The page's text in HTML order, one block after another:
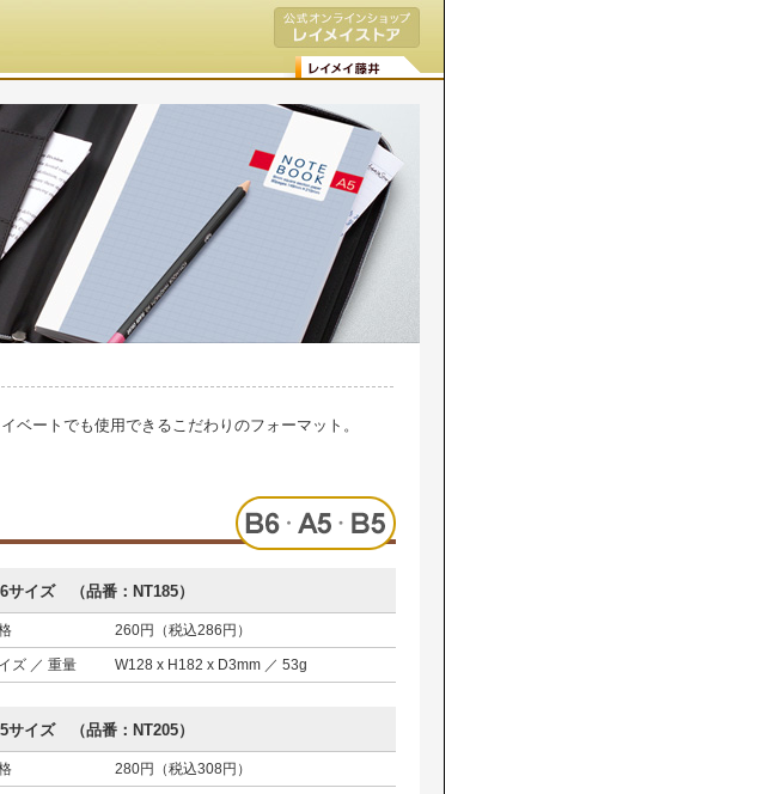
ベートでも使用できるこだわりのフォーマット。
サイズ （品番：NT185）
260円（税込286円）
ズ ／ 重量 W128 x H182 x D3mm ／ 53g
サイズ （品番：NT205）
280円（税込308円）